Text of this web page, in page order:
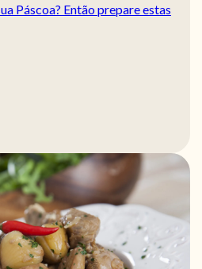
Páscoa? Então prepare estas